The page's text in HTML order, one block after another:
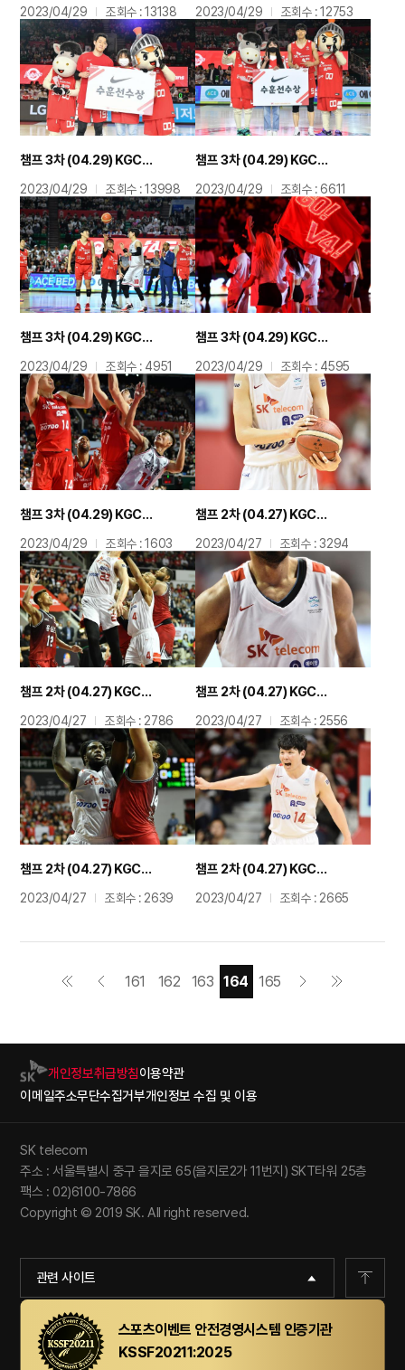
2023/04/29 조회수 : 13138 2023/04/29 조회수 : 12753
챔프 3차 (04.29) KGC전 수훈선수상 최성원
2023/04/29 조회수 : 13998
챔프 3차 (04.29) KGC전 수훈선수상 김선형
2023/04/29 조회수 : 6611
챔프 3차 (04.29) KGC전 이벤트 하하 별 시투
2023/04/29 조회수 : 4951
챔프 3차 (04.29) KGC전 팬들과 함께이벤트
2023/04/29 조회수 : 4595
챔프 3차 (04.29) KGC전 허일영
2023/04/29 조회수 : 1603
챔프 2차 (04.27) KGC전 김선형
2023/04/27 조회수 : 3294
챔프 2차 (04.27) KGC전 김형빈
2023/04/27 조회수 : 2786
챔프 2차 (04.27) KGC전 리온 윌리엄스
2023/04/27 조회수 : 2556
챔프 2차 (04.27) KGC전 자밀워니
2023/04/27 조회수 : 2639
챔프 2차 (04.27) KGC전 최부경
2023/04/27 조회수 : 2665
161 162 163 164 165
개인정보취급방침이용약관
이메일주소무단수집거부개인정보 수집 및 이용
관련 사이트
SK telecom
주소 : 서울특별시 중구 을지로 65(을지로2가 11번지) SKT타워 25층
팩스 : 02)6100-7866
Copyright © 2019 SK. All right reserved.
스포츠이벤트 안전경영시스템 인증기관
KSSF20211:2025